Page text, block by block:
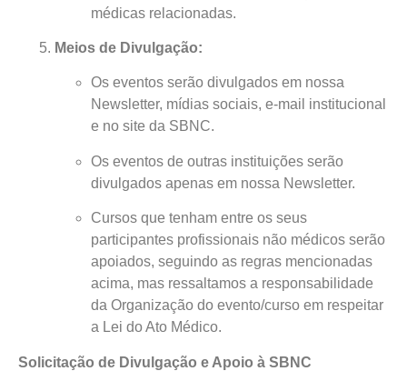
médicas relacionadas.
Meios de Divulgação:
Os eventos serão divulgados em nossa
Newsletter, mídias sociais, e-mail institucional
e no site da SBNC.
Os eventos de outras instituições serão
divulgados apenas em nossa Newsletter.
Cursos que tenham entre os seus
participantes profissionais não médicos serão
apoiados, seguindo as regras mencionadas
acima, mas ressaltamos a responsabilidade
da Organização do evento/curso em respeitar
a Lei do Ato Médico.
Solicitação de Divulgação e Apoio à SBNC